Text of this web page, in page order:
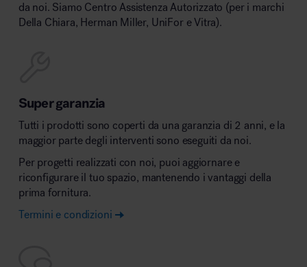
da noi. Siamo Centro Assistenza Autorizzato (per i marchi
Della Chiara, Herman Miller, UniFor e Vitra).
Super garanzia
Tutti i prodotti sono coperti da una garanzia di 2 anni, e la
maggior parte degli interventi sono eseguiti da noi.
Per progetti realizzati con noi, puoi aggiornare e
riconfigurare il tuo spazio, mantenendo i vantaggi della
prima fornitura.
Termini e condizioni